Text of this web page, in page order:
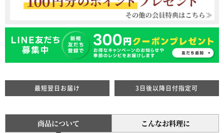
最短翌日お届け 3日後以降日付指定可
商品について こんなお料理に